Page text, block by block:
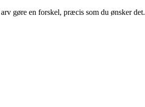
gøre en forskel, præcis som du ønsker det.